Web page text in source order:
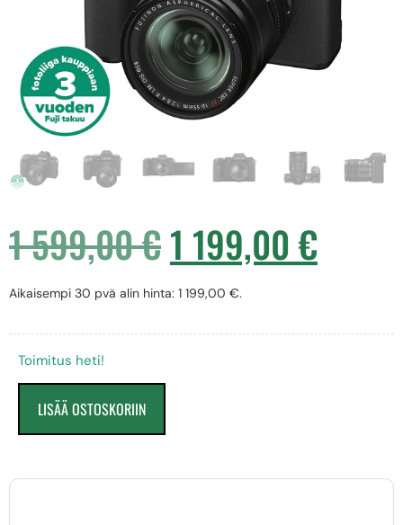
1 599,00€1 199,00€
Aikaisempi 30 pvä alin hinta: 1 199,00 €.
Toimitus heti!
LISÄÄ OSTOSKORIIN